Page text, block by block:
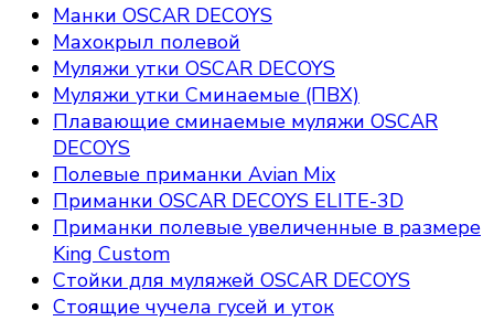
Манки OSCAR DECOYS
Махокрыл полевой
Муляжи утки OSCAR DECOYS
Муляжи утки Сминаемые (ПВХ)
Плавающие сминаемые муляжи OSCAR
DECOYS
Полевые приманки Avian Mix
Приманки OSCAR DECOYS ELITE-3D
Приманки полевые увеличенные в размере
King Custom
Стойки для муляжей OSCAR DECOYS
Стоящие чучела гусей и уток